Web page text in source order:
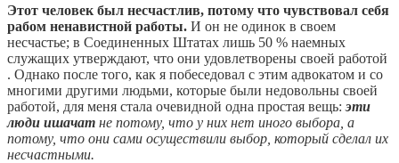
Этот человек был несчастлив, потому что чувствовал себя
рабом ненавистной работы. И он не одинок в своем
несчастье; в Соединенных Штатах лишь 50 % наемных
служащих утверждают, что они удовлетворены своей работой
. Однако после того, как я побеседовал с этим адвокатом и со
многими другими людьми, которые были недовольны своей
работой, для меня стала очевидной одна простая вещь: эти
люди ишачат не потому, что у них нет иного выбора, а
потому, что они сами осуществили выбор, который сделал их
несчастными.